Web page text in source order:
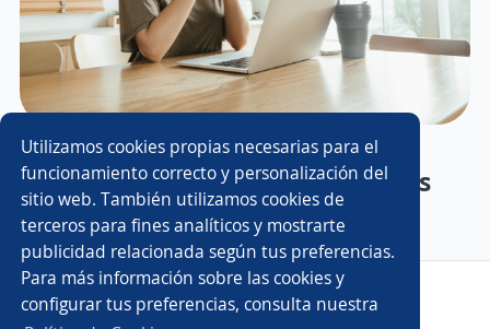
Utilizamos cookies propias necesarias para el
funcionamiento correcto y personalización del
sitio web. También utilizamos cookies de
terceros para fines analíticos y mostrarte
publicidad relacionada según tus preferencias.
Para más información sobre las cookies y
configurar tus preferencias, consulta nuestra
Por qué no encuentro trabajo:
identifica y supera los obstáculos
Copyright 2014 - 2026 DGNET LTD.
/